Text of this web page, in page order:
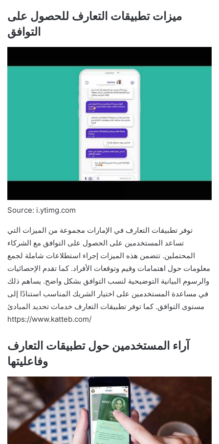
ميزات تطبيقات التعارف للحصول على
التوافق
Source: i.ytimg.com
توفر تطبيقات التعارف في الإمارات مجموعة من الميزات التي
تساعد المستخدمين على الحصول على التوافق مع الشركاء
المحتملين. تتضمن هذه الميزات إجراء استطلاعات شاملة لجمع
معلومات حول اهتمامات وقيم وتوقعات الأفراد. كما تقدم الإحصائيات
والرسوم البيانية التوضيحية لنسب التوافق بشكل واضح. يساهم ذلك
في مساعدة المستخدمين على اختيار الشريك المناسب استنادًا إلى
مستوى التوافق. كما توفر تطبيقات التعارف خدمات تحديد المبادئ
https://www.katteb.com/
آراء المستخدمين حول تطبيقات التعارف
وفاعليتها